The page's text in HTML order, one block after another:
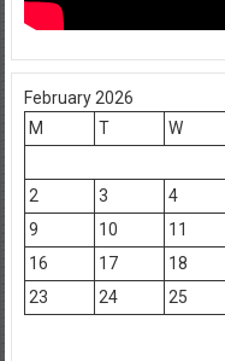
February 2026
M
T W
2
3 4
9
10 11
16
17 18
23
24 25